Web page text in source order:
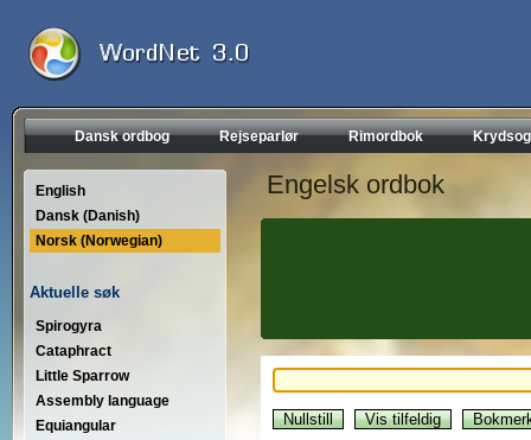
Dansk ordbog Rejseparlør Rimordbok
English
Dansk (Danish)
Norsk (Norwegian)
Aktuelle søk
Spirogyra
Cataphract
Little Sparrow
Assembly language
Equiangular
Engelsk ordbok